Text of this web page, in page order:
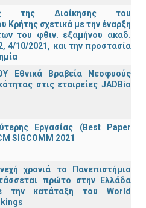
της Διοίκησης του
Κρήτης σχετικά με την έναρξη
του φθιν. εξαμήνου ακαδ.
4/10/2021, και την προστασία
Εθνικά Βραβεία Νεοφυούς
στις εταιρείες JADBio
Εργασίας (Best Paper
SIGCOMM 2021
χρονιά το Πανεπιστήμιο
πρώτο στην Ελλάδα
την κατάταξη του World